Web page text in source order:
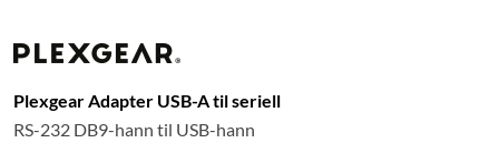
Plexgear Adapter USB-A til seriell
RS-232 DB9-hann til USB-hann